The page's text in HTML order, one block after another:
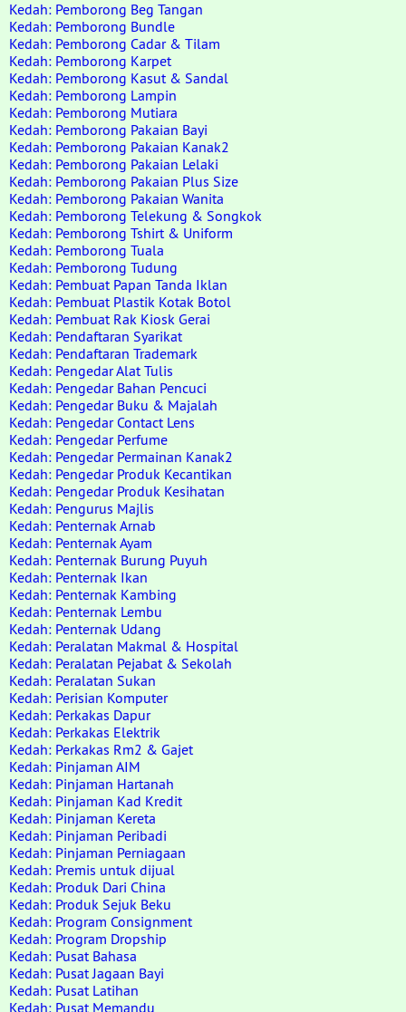
Kedah: Pemborong Beg Tangan
Kedah: Pemborong Bundle
Kedah: Pemborong Cadar & Tilam
Kedah: Pemborong Karpet
Kedah: Pemborong Kasut & Sandal
Kedah: Pemborong Lampin
Kedah: Pemborong Mutiara
Kedah: Pemborong Pakaian Bayi
Kedah: Pemborong Pakaian Kanak2
Kedah: Pemborong Pakaian Lelaki
Kedah: Pemborong Pakaian Plus Size
Kedah: Pemborong Pakaian Wanita
Kedah: Pemborong Telekung & Songkok
Kedah: Pemborong Tshirt & Uniform
Kedah: Pemborong Tuala
Kedah: Pemborong Tudung
Kedah: Pembuat Papan Tanda Iklan
Kedah: Pembuat Plastik Kotak Botol
Kedah: Pembuat Rak Kiosk Gerai
Kedah: Pendaftaran Syarikat
Kedah: Pendaftaran Trademark
Kedah: Pengedar Alat Tulis
Kedah: Pengedar Bahan Pencuci
Kedah: Pengedar Buku & Majalah
Kedah: Pengedar Contact Lens
Kedah: Pengedar Perfume
Kedah: Pengedar Permainan Kanak2
Kedah: Pengedar Produk Kecantikan
Kedah: Pengedar Produk Kesihatan
Kedah: Pengurus Majlis
Kedah: Penternak Arnab
Kedah: Penternak Ayam
Kedah: Penternak Burung Puyuh
Kedah: Penternak Ikan
Kedah: Penternak Kambing
Kedah: Penternak Lembu
Kedah: Penternak Udang
Kedah: Peralatan Makmal & Hospital
Kedah: Peralatan Pejabat & Sekolah
Kedah: Peralatan Sukan
Kedah: Perisian Komputer
Kedah: Perkakas Dapur
Kedah: Perkakas Elektrik
Kedah: Perkakas Rm2 & Gajet
Kedah: Pinjaman AIM
Kedah: Pinjaman Hartanah
Kedah: Pinjaman Kad Kredit
Kedah: Pinjaman Kereta
Kedah: Pinjaman Peribadi
Kedah: Pinjaman Perniagaan
Kedah: Premis untuk dijual
Kedah: Produk Dari China
Kedah: Produk Sejuk Beku
Kedah: Program Consignment
Kedah: Program Dropship
Kedah: Pusat Bahasa
Kedah: Pusat Jagaan Bayi
Kedah: Pusat Latihan
Kedah: Pusat Memandu